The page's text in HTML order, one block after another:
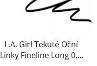
L.A. Girl Tekuté Oční
Linky Fineline Long 0,4